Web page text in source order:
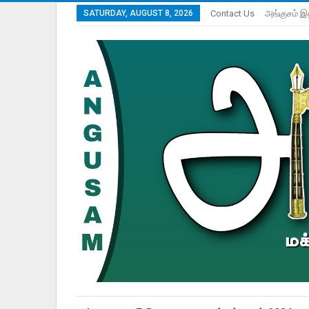
SATURDAY, AUGUST 8, 2026 Contact Us அங்குசம்